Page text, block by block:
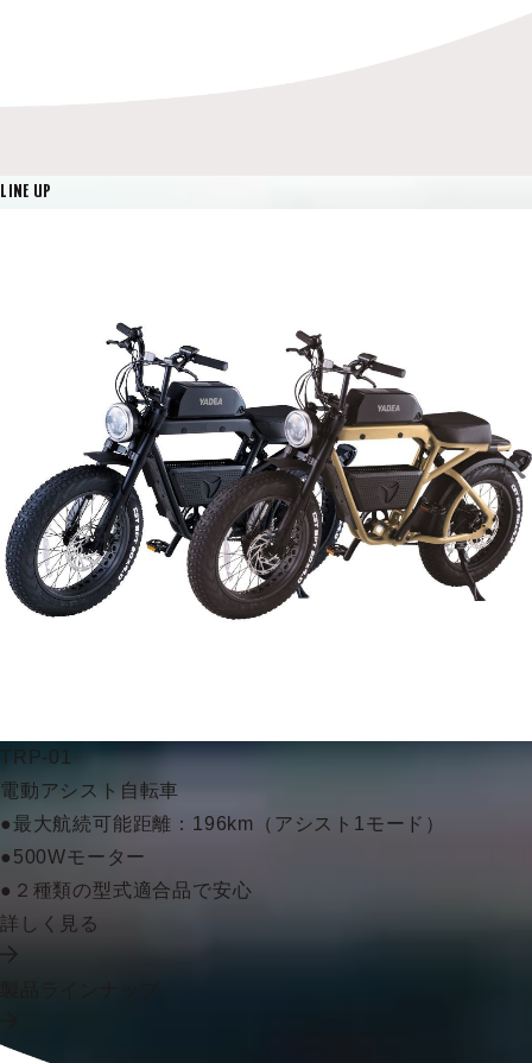
LINE UP
TRP-01
電動アシスト自転車
●最大航続可能距離：196km（アシスト1モード）
●500Wモーター
●２種類の型式適合品で安心
詳しく見る